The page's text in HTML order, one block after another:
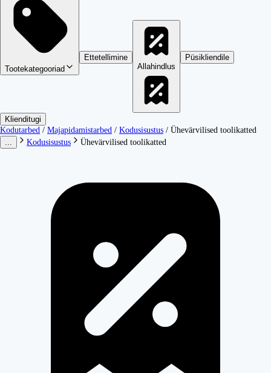
Tootekategooriad
Ettetellimine
Allahindlus
Püsikliendile
Klienditugi
Kodutarbed / Majapidamistarbed / Kodusisustus / Ühevärvilised toolikatted
Kodusisustus Ühevärvilised toolikatted